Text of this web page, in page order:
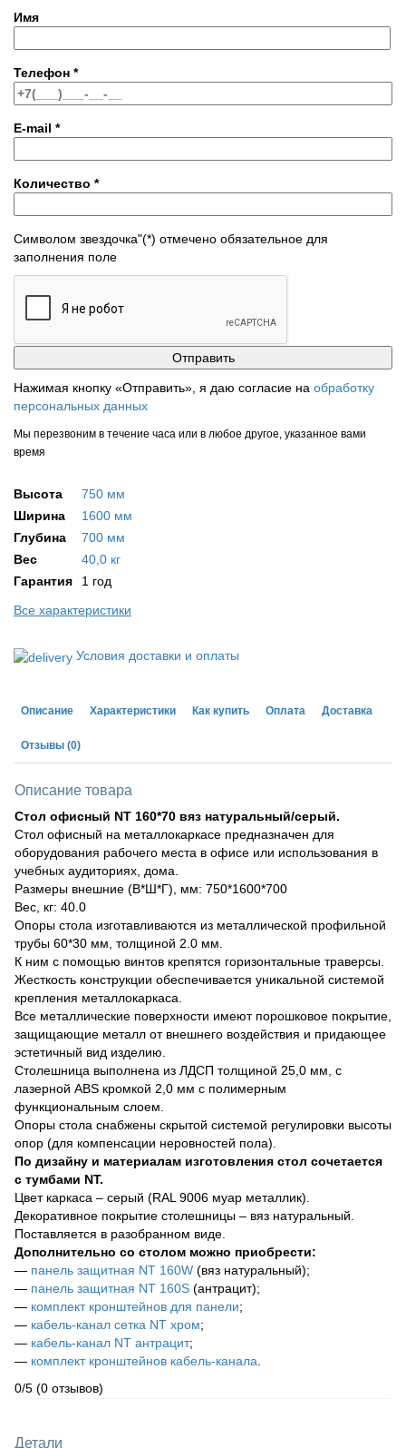
Имя
Телефон *
E-mail *
Количество *
Символом звездочка"(*) отмечено обязательное для
заполнения поле
Нажимая кнопку «Отправить», я даю согласие на обработку
персональных данных
Мы перезвоним в течение часа или в любое другое, указанное вами
время
Высота
750 мм
Ширина
1600 мм
Глубина
700 мм
Вес
40,0 кг
Гарантия
1 год
Все характеристики
Условия доставки и оплаты
Описание Характеристики Как купить Оплата Доставка
Отзывы (0)
Описание товара
Стол офисный NT 160*70 вяз натуральный/серый.
Стол офисный на металлокаркасе предназначен для
оборудования рабочего места в офисе или использования в
учебных аудиториях, дома.
Размеры внешние (В*Ш*Г), мм: 750*1600*700
Вес, кг: 40.0
Опоры стола изготавливаются из металлической профильной
трубы 60*30 мм, толщиной 2.0 мм.
К ним с помощью винтов крепятся горизонтальные траверсы.
Жесткость конструкции обеспечивается уникальной системой
крепления металлокаркаса.
Все металлические поверхности имеют порошковое покрытие,
защищающие металл от внешнего воздействия и придающее
эстетичный вид изделию.
Столешница выполнена из ЛДСП толщиной 25,0 мм, с
лазерной ABS кромкой 2,0 мм с полимерным
функциональным слоем.
Опоры стола снабжены скрытой системой регулировки высоты
опор (для компенсации неровностей пола).
По дизайну и материалам изготовления стол сочетается
с тумбами NT.
Цвет каркаса – серый (RAL 9006 муар металлик).
Декоративное покрытие столешницы – вяз натуральный.
Поставляется в разобранном виде.
Дополнительно со столом можно приобрести:
— панель защитная NT 160W (вяз натуральный);
— панель защитная NT 160S (антрацит);
— комплект кронштейнов для панели;
— кабель-канал сетка NT хром;
— кабель-канал NT антрацит;
— комплект кронштейнов кабель-канала
0/5 (0 отзывов)
Детали